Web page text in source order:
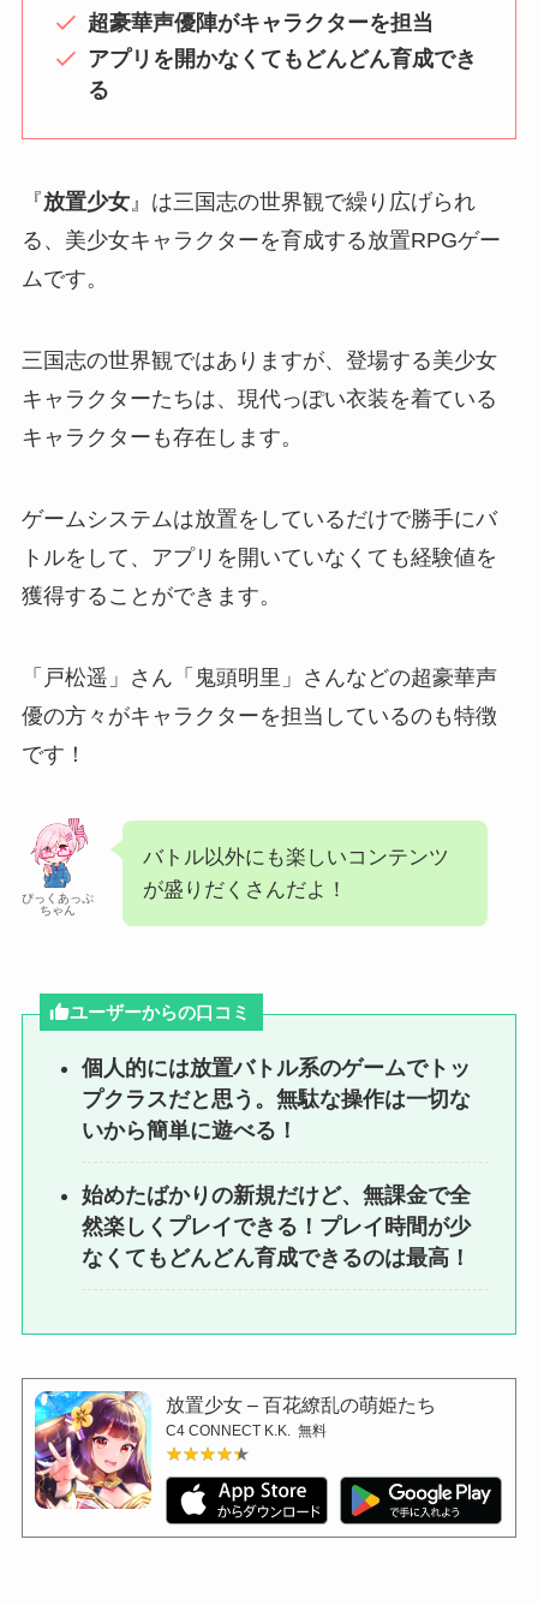
超豪華声優陣がキャラクターを担当
アプリを開かなくてもどんどん育成でき
る
『放置少女』は三国志の世界観で繰り広げられ
る、美少女キャラクターを育成する放置RPGゲー
ムです。
三国志の世界観ではありますが、登場する美少女
キャラクターたちは、現代っぽい衣装を着ている
キャラクターも存在します。
ゲームシステムは放置をしているだけで勝手にバ
トルをして、アプリを開いていなくても経験値を
獲得することができます。
「戸松遥」さん「鬼頭明里」さんなどの超豪華声
優の方々がキャラクターを担当しているのも特徴
です！
ぴっくあっぷ
ちゃん
バトル以外にも楽しいコンテンツ
が盛りだくさんだよ！
ユーザーからの口コミ
個人的には放置バトル系のゲームでトッ
プクラスだと思う。無駄な操作は一切な
いから簡単に遊べる！
始めたばかりの新規だけど、無課金で全
然楽しくプレイできる！プレイ時間が少
なくてもどんどん育成できるのは最高！
放置少女 – 百花繚乱の萌姫たち
C4 CONNECT K.K. 無料
★★★★★
★★★★★